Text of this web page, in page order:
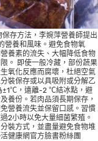
保存方法，李婉萍營養師提出
營養和風味。避免食物氧
養素的流失、大幅降低食物
。 即使一般冷藏，部份蔬果
氧化反應而腐壞，杜絕空氣
裝保存或以具吸附或分解乙
±1℃，遠離-2 ℃結冰點，避
養份。若肉品須長期保存，
營養流失並保留口感。習慣
2小時以免大量細菌繁殖。
裝方式，並盡量避免食物堆
健康網官方臉書粉絲團